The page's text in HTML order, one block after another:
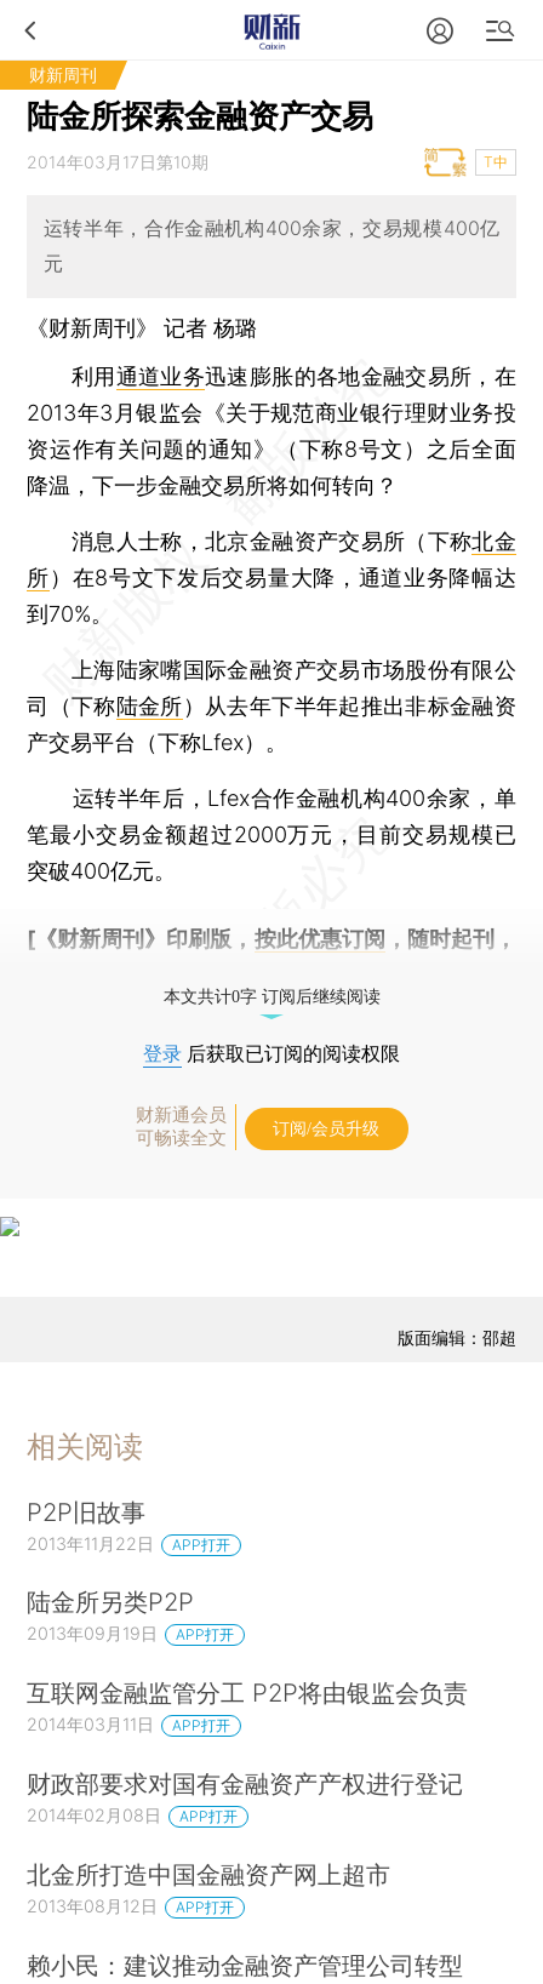
财新周刊
陆金所探索金融资产交易
2014年03月17日第10期 T中
运转半年，合作金融机构400余家，交易规模400亿
元
《财新周刊》 记者 杨璐
利用通道业务迅速膨胀的各地金融交易所，在
2013年3月银监会《关于规范商业银行理财业务投
资运作有关问题的通知》（下称8号文）之后全面
降温，下一步金融交易所将如何转向？
消息人士称，北京金融资产交易所（下称北金
所）在8号文下发后交易量大降，通道业务降幅达
到70%。
上海陆家嘴国际金融资产交易市场股份有限公
司（下称陆金所）从去年下半年起推出非标金融资
产交易平台（下称Lfex）。
运转半年后，Lfex合作金融机构400余家，单
笔最小交易金额超过2000万元，目前交易规模已
突破400亿元。
[《财新周刊》印刷版， 按此优惠订阅 ，随时起刊，
本文共计0字 订阅后继续阅读
登录 后获取已订阅的阅读权限
财新通会员
可畅读全文
订阅/会员升级
版面编辑：邵超
相关阅读
P2P旧故事
2013年11月22日 APP打开
陆金所另类P2P
2013年09月19日 APP打开
互联网金融监管分工 P2P将由银监会负责
2014年03月11日 APP打开
财政部要求对国有金融资产产权进行登记
2014年02月08日 APP打开
北金所打造中国金融资产网上超市
2013年08月12日 APP打开
赖小民：建议推动金融资产管理公司转型